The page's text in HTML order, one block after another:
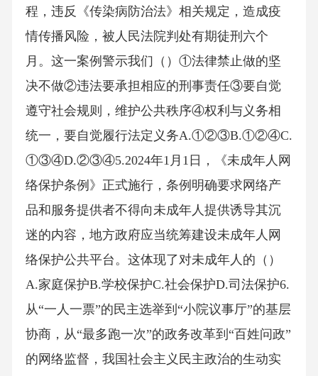
程，违反《传染病防治法》相关规定，造成疫
情传播风险，被人民法院判处有期徒刑六个
月。这一案例警示我们（）①法律禁止做的坚
决不做②违法要承担相应的刑事责任③要自觉
遵守社会规则，维护公共秩序④权利与义务相
统一，要自觉履行法定义务A.①②③B.①②④C.
①③④D.②③④5.2024年1月1日，《未成年人网
络保护条例》正式施行，条例明确要求网络产
品和服务提供者不得向未成年人提供诱导其沉
迷的内容，地方政府应当统筹建设未成年人网
络保护公共平台。这体现了对未成年人的（）
A.家庭保护B.学校保护C.社会保护D.司法保护6.
从“一人一票”的民主选举到“小院议事厅”的基层
协商，从“最多跑一次”的政务改革到“百姓问政”
的网络监督，我国社会主义民主政治的生动实